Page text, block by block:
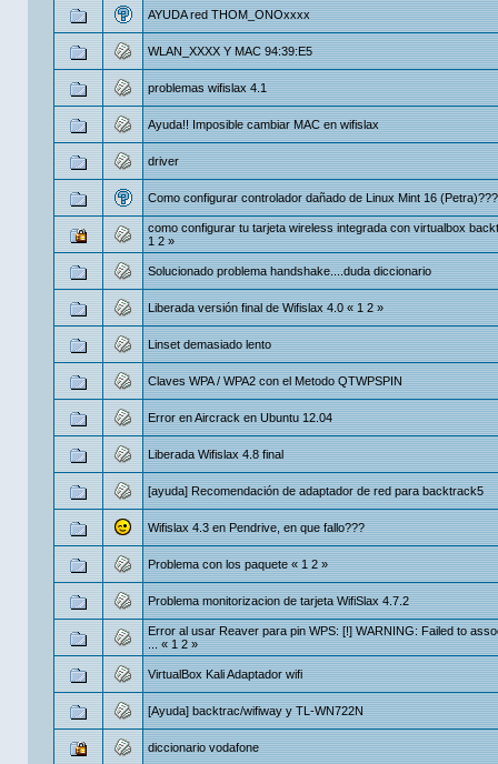
AYUDA red THOM_ONOxxxx
WLAN_XXXX Y MAC 94:39:E5
problemas wifislax 4.1
Ayuda!! Imposible cambiar MAC en wifislax
driver
Como configurar controlador dañado de Linux Mint 16
como configurar tu tarjeta wireless integrada con virtualbox
1 2»
Solucionado problema handshake....duda diccionario
Liberada versión final de Wifislax 4.0 «1 2»
Linset demasiado lento
Claves WPA / WPA2 con el Metodo QTWPSPIN
Error en Aircrack en Ubuntu 12.04
Liberada Wifislax 4.8 final
[ayuda] Recomendación de adaptador de red para backtrack5
Wifislax 4.3 en Pendrive, en que fallo???
Problema con los paquete «1 2»
Problema monitorizacion de tarjeta WifiSlax 4.7.2
Error al usar Reaver para pin WPS: [!] WARNING: Failed to
... «1 2»
VirtualBox Kali Adaptador wifi
[Ayuda] backtrac/wifiway y TL-WN722N
diccionario vodafone